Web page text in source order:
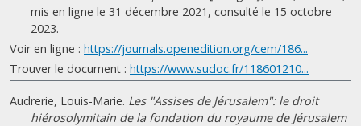
mis en ligne le 31 décembre 2021, consulté le 15 octobre
2023.
Voir en ligne : https://journals.openedition.org/cem/186...
Trouver le document : https://www.sudoc.fr/118601210...
Audrerie, Louis-Marie. Les "Assises de Jérusalem": le droit
hiérosolymitain de la fondation du royaume de Jérusalem